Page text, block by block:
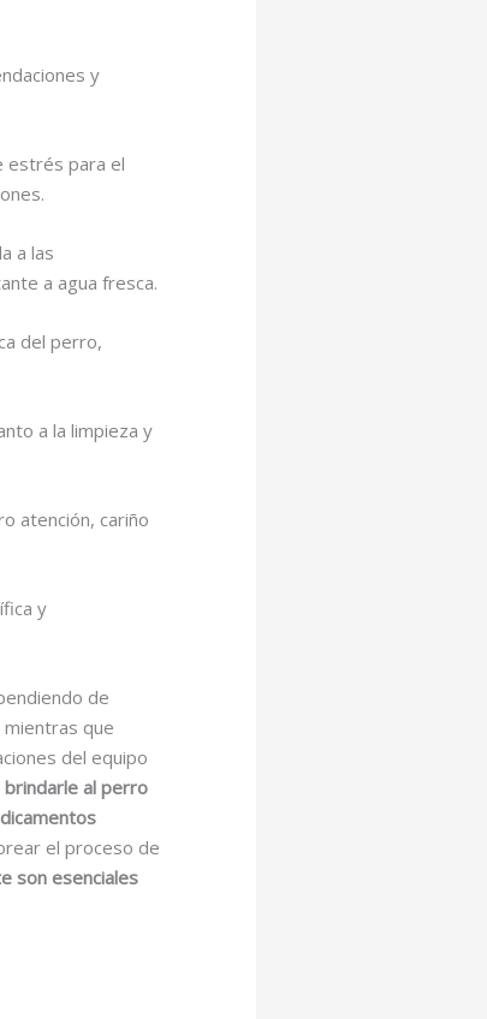
y
estrés para el
a las
a agua fresca.
del perro,
a la limpieza y
atención, cariño
y
de
que
del equipo
brindarle al perro
el proceso de
son esenciales